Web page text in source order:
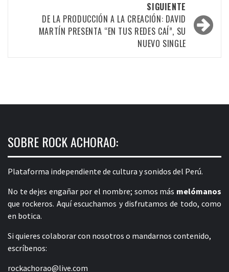
entradas
SIGUIENTE
DE LA PRODUCCIÓN A LA CREACIÓN: DAVID
MARTÍN PRESENTA “EN TUS REDES CAÍ”, SU
NUEVO SINGLE
SOBRE ROCK ACHORAO:
Plataforma independiente de cultura y sonidos del Perú.
No te dejes engañar por el nombre; somos más melómanos
que rockeros. Aquí escuchamos y disfrutamos de todo, como
en botica.
Si quieres colaborar con nosotros o mandarnos contenido,
escríbenos:
rockachorao@live.com